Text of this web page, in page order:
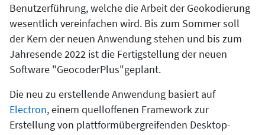
Benutzerführung, welche die Arbeit der Geokodierung
wesentlich vereinfachen wird. Bis zum Sommer soll
der Kern der neuen Anwendung stehen und bis zum
Jahresende 2022 ist die Fertigstellung der neuen
Software "GeocoderPlus"geplant.
Die neu zu erstellende Anwendung basiert auf
Electron, einem quelloffenen Framework zur
Erstellung von plattformübergreifenden Desktop-